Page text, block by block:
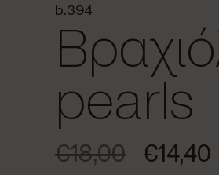
b.394
pearls
€18,00 €14,40